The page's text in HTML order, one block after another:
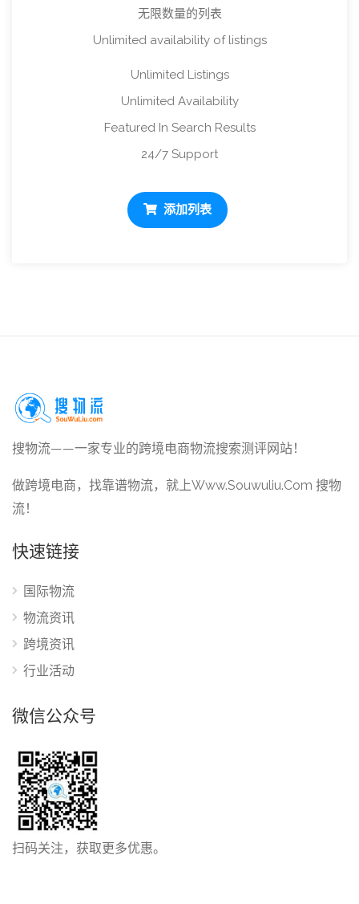
无限数量的列表
Unlimited availability of listings
Unlimited Listings
Unlimited Availability
Featured In Search Results
24/7 Support
添加列表
搜物流——一家专业的跨境电商物流搜索测评网站！
做跨境电商，找靠谱物流，就上Www.Souwuliu.Com 搜物
流！
快速链接
国际物流
物流资讯
跨境资讯
行业活动
微信公众号
扫码关注，获取更多优惠。